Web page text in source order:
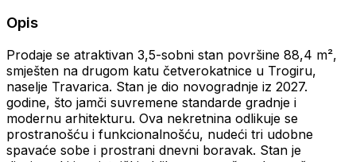
Opis
Prodaje se atraktivan 3,5-sobni stan površine 88,4 m²,
smješten na drugom katu četverokatnice u Trogiru,
naselje Travarica. Stan je dio novogradnje iz 2027.
godine, što jamči suvremene standarde gradnje i
modernu arhitekturu. Ova nekretnina odlikuje se
prostranošću i funkcionalnošću, nudeći tri udobne
spavaće sobe i prostrani dnevni boravak. Stan je